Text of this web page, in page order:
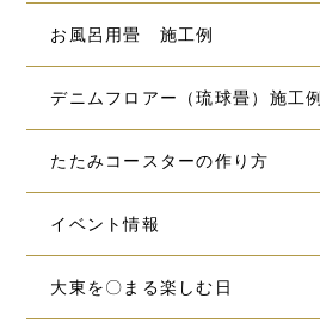
お風呂用畳 施工例
デニムフロアー（琉球畳）施工例
たたみコースターの作り方
イベント情報
大東を〇まる楽しむ日